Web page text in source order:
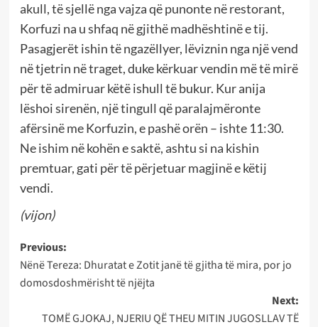
akull, të sjellë nga vajza që punonte në restorant,
Korfuzi na u shfaq në gjithë madhështinë e tij.
Pasagjerët ishin të ngazëllyer, lëviznin nga një vend
në tjetrin në traget, duke kërkuar vendin më të mirë
për të admiruar këtë ishull të bukur. Kur anija
lëshoi sirenën, një tingull që paralajmëronte
afërsinë me Korfuzin, e pashë orën – ishte 11:30.
Ne ishim në kohën e saktë, ashtu si na kishin
premtuar, gati për të përjetuar magjinë e këtij
vendi.
(vijon)
Post
navigation
Previous:
Nënë Tereza: Dhuratat e Zotit janë të gjitha të mira, por jo
domosdoshmërisht të njëjta
Next:
TOMË GJOKAJ, NJERIU QË THEU MITIN JUGOSLLAV TË